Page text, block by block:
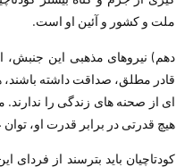
ملت و کشور و آئین او است.
دھم) نیروھای مذھبی این جنبش،
قادر مطلق، صداقت داشته
ای از صحنه ھای زندگی را ندارند.
ھیچ قدرتی در برابر قدرت او،
کودتاچیان باید بترسند از فردای